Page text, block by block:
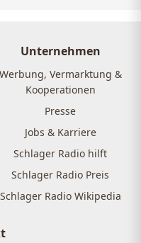
Unternehmen
Werbung, Vermarktung &
Kooperationen
Presse
Jobs & Karriere
Schlager Radio hilft
Schlager Radio Preis
Schlager Radio Wikipedia